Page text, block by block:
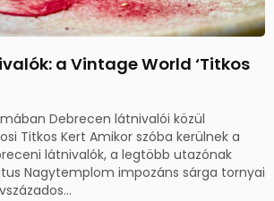
a Vintage World ‘Titkos
Debrecen látnivalói közül
Titkos Kert Amikor szóba kerülnek a
látnivalók, a legtöbb utazónak
Nagytemplom impozáns sárga tornyai